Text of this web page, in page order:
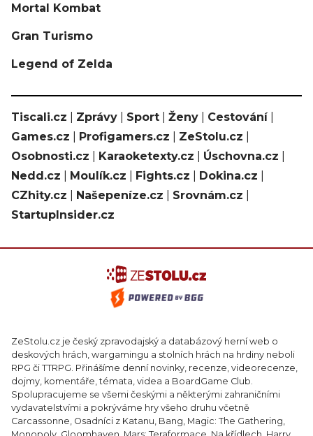
Mortal Kombat
Gran Turismo
Legend of Zelda
Tiscali.cz Zprávy Sport Ženy Cestování|
Games.cz
Profigamers.cz ZeStolu.cz
Osobnosti.cz
Karaoketexty.cz Úschovna.cz
Nedd.cz
Moulík.cz Fights.cz Dokina.cz
CZhity.cz
Našepeníze.cz Srovnám.cz
StartupInsider.cz
ZeStolu.cz je český zpravodajský a databázový herní web o
deskových hrách, wargamingu a stolních hrách na hrdiny neboli
RPG či TTRPG. Přinášíme denní novinky, recenze, videorecenze,
dojmy, komentáře, témata, videa a BoardGame Club.
Spolupracujeme se všemi českými a některými zahraničními
vydavatelstvími a pokrýváme hry všeho druhu včetně
Carcassonne, Osadníci z Katanu, Bang, Magic: The Gathering,